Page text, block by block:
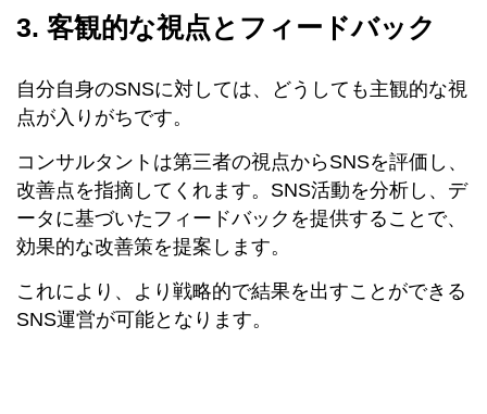
3. 客観的な視点とフィードバック
自分自身のSNSに対しては、どうしても主観的な視
点が入りがちです。
コンサルタントは第三者の視点からSNSを評価し、
改善点を指摘してくれます。SNS活動を分析し、デ
ータに基づいたフィードバックを提供することで、
効果的な改善策を提案します。
これにより、より戦略的で結果を出すことができる
SNS運営が可能となります。